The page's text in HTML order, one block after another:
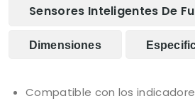
Sensores Inteligentes De
Dimensiones
Compatible con los